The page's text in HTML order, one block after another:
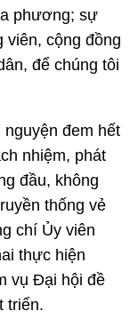
phương; sự
viên, cộng đồng
để chúng tôi
đem hết
nhiệm, phát
đầu, không
thống vẻ
chí Ủy viên
thực hiện
vụ Đại hội đề
triển.